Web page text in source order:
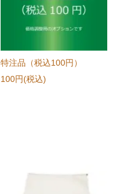
特注品（税込100円）
100円(税込)